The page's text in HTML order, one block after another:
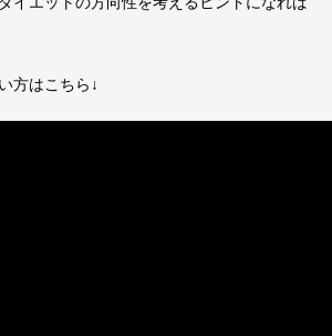
方はこちら↓